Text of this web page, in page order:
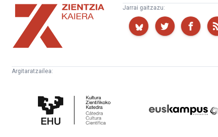
Zientzia
Kaiera
Jarrai gaitzazu:
Argitaratzailea:
Zientifikoko
Katedra